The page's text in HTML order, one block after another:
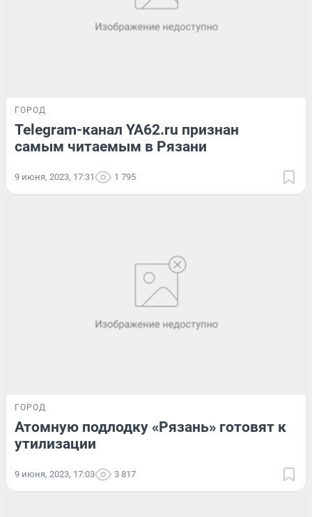
ГОРОД
Telegram-канал YA62.ru признан
самым читаемым в Рязани
9 июня, 2023, 17:31 1 795
ГОРОД
Атомную подлодку «Рязань» готовят к
утилизации
9 июня, 2023, 17:03 3 817